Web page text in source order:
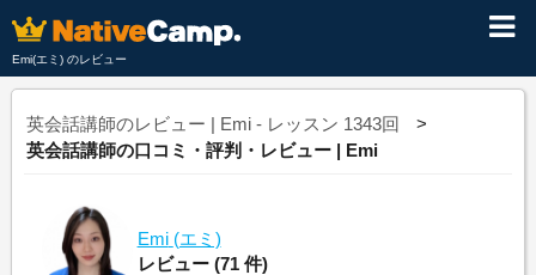
Emi(エミ) のレビュー
英会話講師のレビュー | Emi - レッスン 1343回
英会話講師の口コミ・評判・レビュー | Emi
Emi (エミ)
レビュー (71 件)